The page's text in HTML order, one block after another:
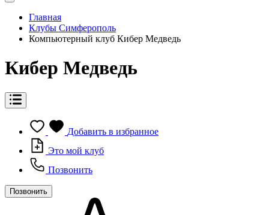
Главная
Клубы Симферополь
Компьютерный клуб Кибер Медведь
Кибер Медведь
Добавить в избранное
Это мой клуб
Позвонить
Позвонить